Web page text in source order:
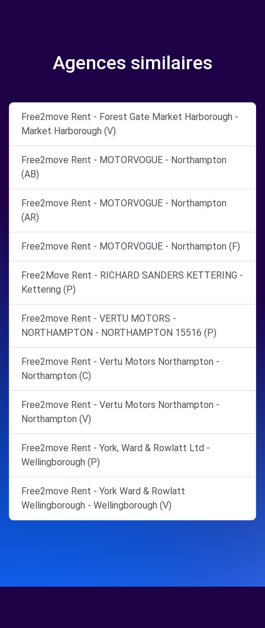
Agences similaires
Free2move Rent - Forest Gate Market Harborough -
Market Harborough (V)
Free2move Rent - MOTORVOGUE - Northampton
(AB)
Free2move Rent - MOTORVOGUE - Northampton
(AR)
Free2move Rent - MOTORVOGUE - Northampton (F)
Free2Move Rent - RICHARD SANDERS KETTERING -
Kettering (P)
Free2move Rent - VERTU MOTORS -
NORTHAMPTON - NORTHAMPTON 15516 (P)
Free2move Rent - Vertu Motors Northampton -
Northampton (C)
Free2move Rent - Vertu Motors Northampton -
Northampton (V)
Free2move Rent - York, Ward & Rowlatt Ltd -
Wellingborough (P)
Free2move Rent - York Ward & Rowlatt
Wellingborough - Wellingborough (V)